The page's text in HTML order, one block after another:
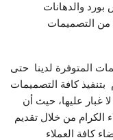
والدهانات
من التصميمات
المتوفرة لدينا حتى
بتنفيذ كافة التصميمات
غبار عليها، حيث أن
من خلال تقديم
كافة العملاء